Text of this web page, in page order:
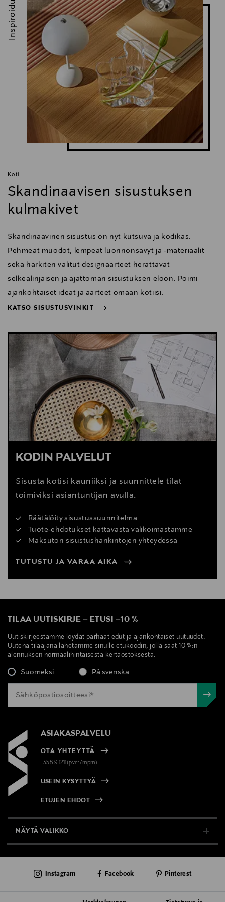
Koti
Skandinaavisen sisustuksen
kulmakivet
Skandinaavinen sisustus on nyt kutsuva ja kodikas.
Pehmeät muodot, lempeät luonnonsävyt ja -materiaalit
sekä harkiten valitut designaarteet herättävät
selkeälinjaisen ja ajattoman sisustuksen eloon. Poimi
ajankohtaiset ideat ja aarteet omaan kotiisi.
KATSO SISUSTUSVINKIT
Inspiroidu
KATSO SISUSTUSVINKIT
KODIN PALVELUT
Sisusta kotisi kauniiksi ja suunnittele tilat
toimiviksi asiantuntijan avulla.
Räätälöity sisustussuunnitelma
Tuote-ehdotukset kattavasta valikoimastamme
Maksuton sisustushankintojen yhteydessä
TUTUSTU JA VARAA AIKA
TILAA UUTISKIRJE – ETUSI –10 %
Uutiskirjeestämme löydät parhaat edut ja ajankohtaiset uutuudet.
Uutena tilaajana lähetämme sinulle etukoodin, jolla saat 10 %:n
alennuksen normaalihintaisesta kertaostoksesta.
Suomeksi På svenska
ASIAKASPALVELU
OTA YHTEYTTÄ
+358 9 1211(pvm/mpm)
USEIN KYSYTTYÄ
ETUJEN EHDOT
NÄYTÄ VALIKKO
AJANKOHTAISTA
Instagram Facebook Pinterest